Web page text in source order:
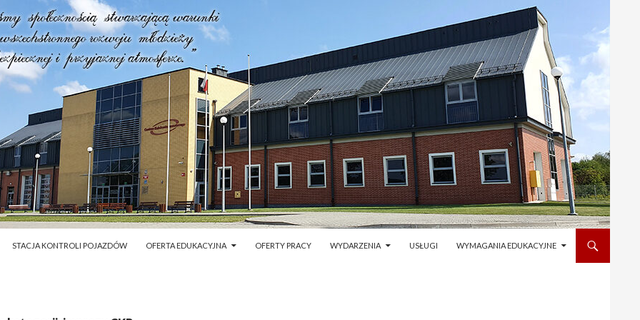
STACJA KONTROLI POJAZDÓW OFERTA EDUKACYJNA OFERTY PRACY WYDARZENIA USŁUGI WYMAGANIA EDUKACYJNE